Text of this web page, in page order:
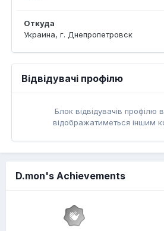
Откуда
Украина, г. Днепропетровск
Відвідувачі профілю
Блок відвідувачів профілю
відображатиметься іншим
D.mon's Achievements